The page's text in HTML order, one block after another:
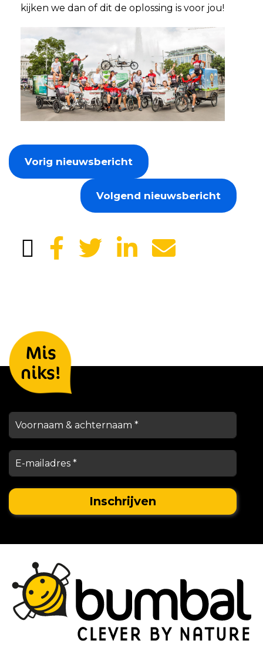
kijken we dan of dit de oplossing is voor jou!
Vorig nieuwsbericht
Volgend nieuwsbericht
Mis
niks!